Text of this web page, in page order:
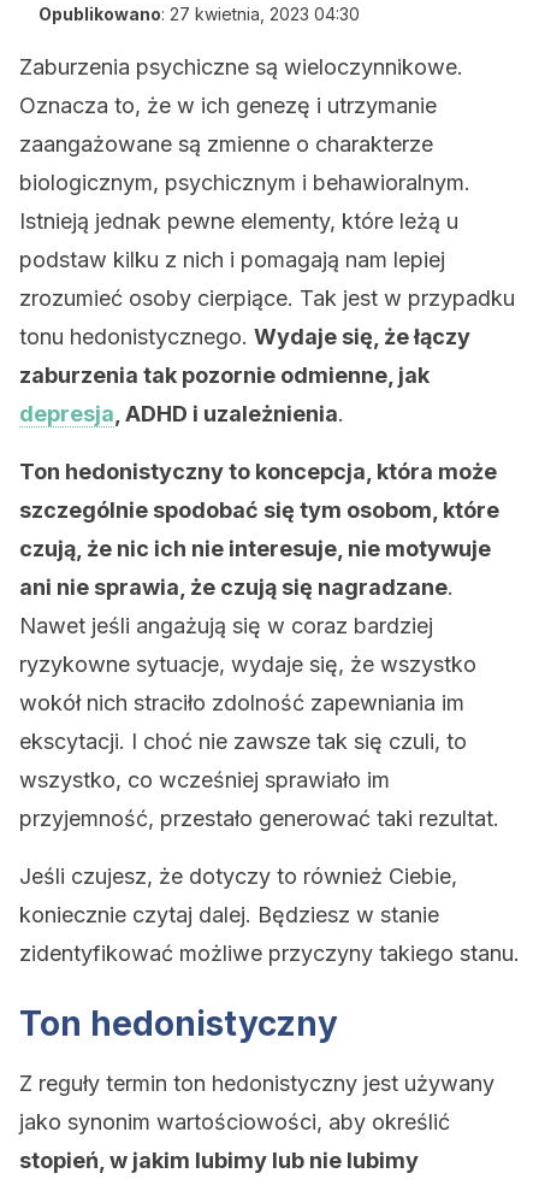
Opublikowano: 27 kwietnia, 2023 04:30
Zaburzenia psychiczne są wieloczynnikowe.
Oznacza to, że w ich genezę i utrzymanie
zaangażowane są zmienne o charakterze
biologicznym, psychicznym i behawioralnym.
Istnieją jednak pewne elementy, które leżą u
podstaw kilku z nich i pomagają nam lepiej
zrozumieć osoby cierpiące. Tak jest w przypadku
tonu hedonistycznego. Wydaje się, że łączy
zaburzenia tak pozornie odmienne, jak
depresja , ADHD i uzależnienia.
Ton hedonistyczny to koncepcja, która może
szczególnie spodobać się tym osobom, które
czują, że nic ich nie interesuje, nie motywuje
ani nie sprawia, że czują się nagradzane.
Nawet jeśli angażują się w coraz bardziej
ryzykowne sytuacje, wydaje się, że wszystko
wokół nich straciło zdolność zapewniania im
ekscytacji. I choć nie zawsze tak się czuli, to
wszystko, co wcześniej sprawiało im
przyjemność, przestało generować taki rezultat.
Jeśli czujesz, że dotyczy to również Ciebie,
koniecznie czytaj dalej. Będziesz w stanie
zidentyfikować możliwe przyczyny takiego stanu.
Ton hedonistyczny
Z reguły termin ton hedonistyczny jest używany
jako synonim wartościowości, aby określić
stopień, w jakim lubimy lub nie lubimy